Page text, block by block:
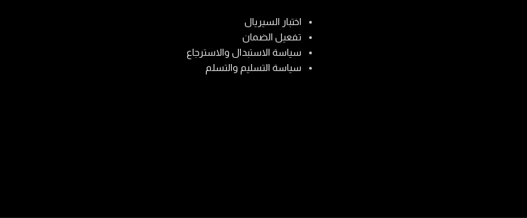
اختبار السيريال
تفعيل الضمان
سياسة الاستبدال والاسترجاع
سياسة التسليم والتسلم